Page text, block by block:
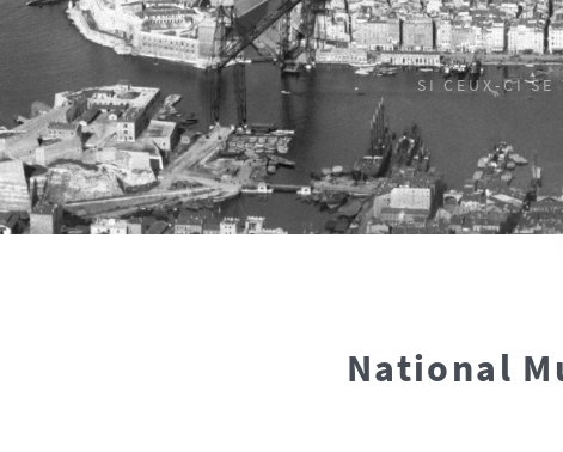
SI CEUX-CI SE
National